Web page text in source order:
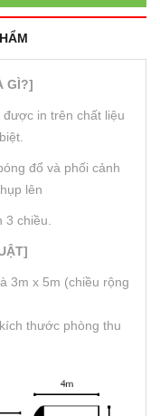
GÌ?]
in trên chất liệu
đổ và phối cảnh
lên
chiều.
3m x 5m (chiều rộng
thước phòng thu